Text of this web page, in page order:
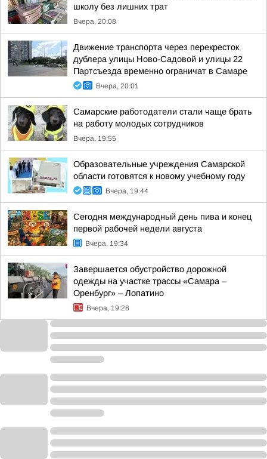
школу без лишних трат
Вчера, 20:08
Движение транспорта через перекресток
дублера улицы Ново-Садовой и улицы 22
Партсъезда временно ограничат в Самаре
Вчера, 20:01
Самарские работодатели стали чаще брать
на работу молодых сотрудников
Вчера, 19:55
Образовательные учреждения Самарской
области готовятся к новому учебному году
Вчера, 19:44
Сегодня международный день пива и конец
первой рабочей недели августа
Вчера, 19:34
Завершается обустройство дорожной
одежды на участке трассы «Самара –
Оренбург» – Лопатино
Вчера, 19:28